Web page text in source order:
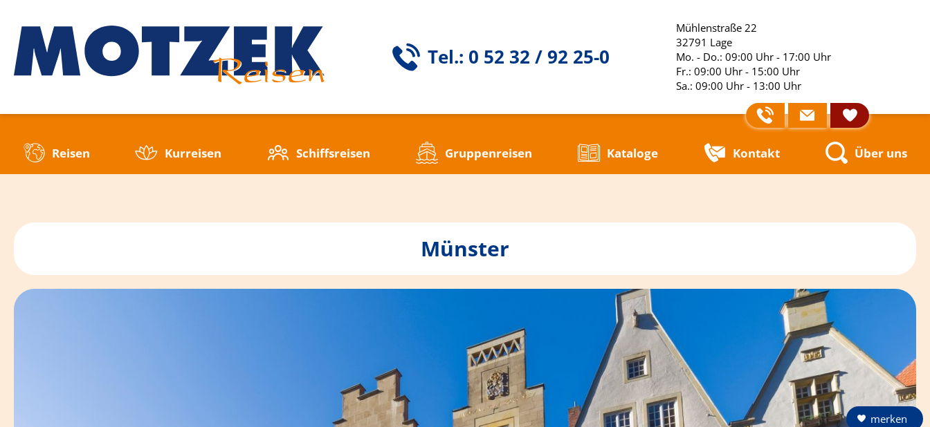
Tel.: 0 52 32 / 92 25-0
Mühlenstraße 22
32791 Lage
Mo. - Do.: 09:00 Uhr - 17:00 Uhr
Fr.: 09:00 Uhr - 15:00 Uhr
Sa.: 09:00 Uhr - 13:00 Uhr
Reisen
Mehrtagesfahrten
Kurreisen Schiffsreisen Gruppenreisen Kataloge Kontakt
Über uns
Unsere Busse
Münster
merken